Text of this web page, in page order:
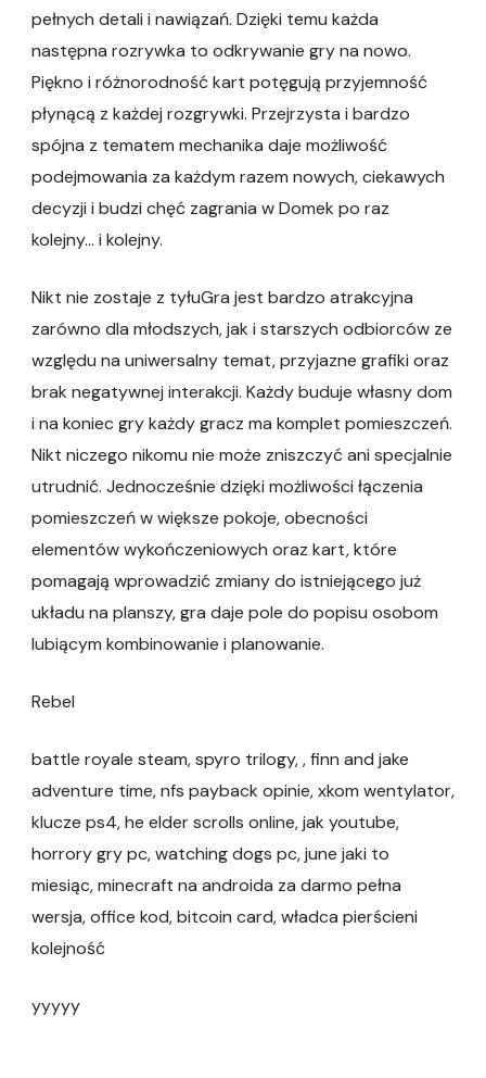
pełnych detali i nawiązań. Dzięki temu każda
następna rozrywka to odkrywanie gry na nowo.
Piękno i różnorodność kart potęgują przyjemność
płynącą z każdej rozgrywki. Przejrzysta i bardzo
spójna z tematem mechanika daje możliwość
podejmowania za każdym razem nowych, ciekawych
decyzji i budzi chęć zagrania w Domek po raz
kolejny… i kolejny.
Nikt nie zostaje z tyłuGra jest bardzo atrakcyjna
zarówno dla młodszych, jak i starszych odbiorców ze
względu na uniwersalny temat, przyjazne grafiki oraz
brak negatywnej interakcji. Każdy buduje własny dom
i na koniec gry każdy gracz ma komplet pomieszczeń.
Nikt niczego nikomu nie może zniszczyć ani specjalnie
utrudnić. Jednocześnie dzięki możliwości łączenia
pomieszczeń w większe pokoje, obecności
elementów wykończeniowych oraz kart, które
pomagają wprowadzić zmiany do istniejącego już
układu na planszy, gra daje pole do popisu osobom
lubiącym kombinowanie i planowanie.
Rebel
battle royale steam, spyro trilogy, , finn and jake
adventure time, nfs payback opinie, xkom wentylator,
klucze ps4, he elder scrolls online, jak youtube,
horrory gry pc, watching dogs pc, june jaki to
miesiąc, minecraft na androida za darmo pełna
wersja, office kod, bitcoin card, władca pierścieni
kolejność
yyyyy